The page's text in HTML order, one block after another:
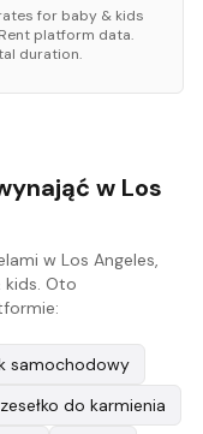
for baby & kids
platform data.
duration.
w Los
w Los Angeles,
kids. Oto
samochodowy
do karmienia